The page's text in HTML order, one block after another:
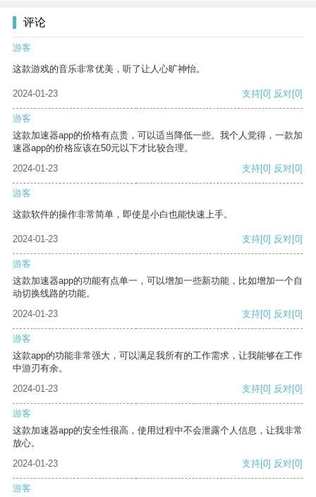
评论
游客
这款游戏的音乐非常优美，听了让人心旷神怡。
2024-01-23 支持[0] 反对[0]
游客
这款加速器app的价格有点贵，可以适当降低一些。我个人觉得，一款加
速器app的价格应该在50元以下才比较合理。
2024-01-23
支持[0] 反对[0]
游客
这款软件的操作非常简单，即使是小白也能快速上手。
2024-01-23 支持[0] 反对[0]
游客
这款加速器app的功能有点单一，可以增加一些新功能，比如增加一个自
动切换线路的功能。
2024-01-23
支持[0] 反对[0]
游客
这款app的功能非常强大，可以满足我所有的工作需求，让我能够在工作
中游刃有余。
2024-01-23
支持[0] 反对[0]
游客
这款加速器app的安全性很高，使用过程中不会泄露个人信息，让我非常
放心。
2024-01-23
支持[0] 反对[0]
游客